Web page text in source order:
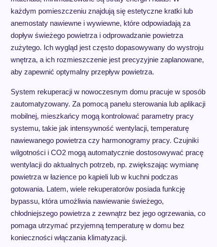
każdym pomieszczeniu znajdują się estetyczne kratki lub
anemostaty nawiewne i wywiewne, które odpowiadają za
dopływ świeżego powietrza i odprowadzanie powietrza
zużytego. Ich wygląd jest często dopasowywany do wystroju
wnętrza, a ich rozmieszczenie jest precyzyjnie zaplanowane,
aby zapewnić optymalny przepływ powietrza.
System rekuperacji w nowoczesnym domu pracuje w sposób
zautomatyzowany. Za pomocą panelu sterowania lub aplikacji
mobilnej, mieszkańcy mogą kontrolować parametry pracy
systemu, takie jak intensywność wentylacji, temperaturę
nawiewanego powietrza czy harmonogramy pracy. Czujniki
wilgotności i CO2 mogą automatycznie dostosowywać pracę
wentylacji do aktualnych potrzeb, np. zwiększając wymianę
powietrza w łazience po kąpieli lub w kuchni podczas
gotowania. Latem, wiele rekuperatorów posiada funkcję
bypassu, która umożliwia nawiewanie świeżego,
chłodniejszego powietrza z zewnątrz bez jego ogrzewania, co
pomaga utrzymać przyjemną temperaturę w domu bez
konieczności włączania klimatyzacji.